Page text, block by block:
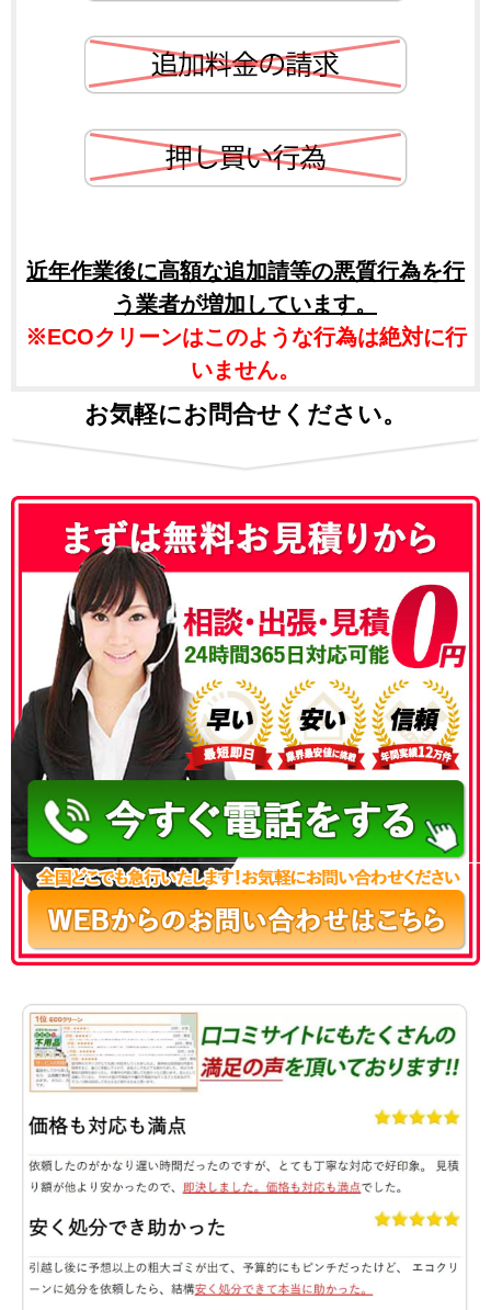
近年作業後に高額な追加請等の悪質行為を行
う業者が増加しています。
※ECOクリーンはこのような行為は絶対に行
いません。
お気軽にお問合せください。
050-3186-4780